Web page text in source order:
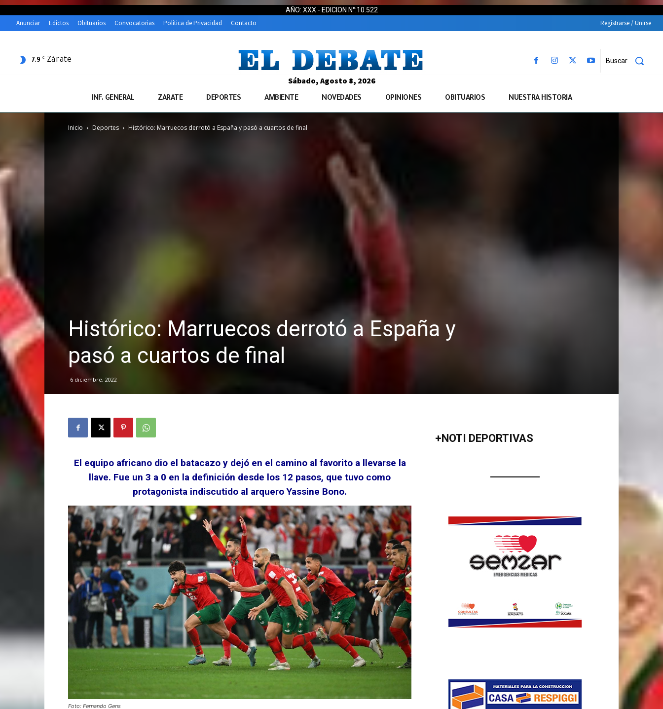
AÑO: XXX - EDICION N°:10.522
Anunciar Edictos Obituarios Convocatorias Política de Privacidad Contacto Registrarse / Unirse
7.9 C Zárate Buscar
Sábado, Agosto 8, 2026
INF. GENERAL ZARATE DEPORTES AMBIENTE NOVEDADES OPINIONES OBITUARIOS NUESTRA HISTORIA
Inicio Deportes Histórico: Marruecos derrotó a España y pasó a cuartos de final
Histórico: Marruecos derrotó a España y
pasó a cuartos de final
6 diciembre, 2022
El equipo africano dio el batacazo y dejó en el camino al favorito a llevarse la
llave. Fue un 3 a 0 en la definición desde los 12 pasos, que tuvo como
protagonista indiscutido al arquero Yassine Bono.
Foto: Fernando Gens
+NOTI DEPORTIVAS